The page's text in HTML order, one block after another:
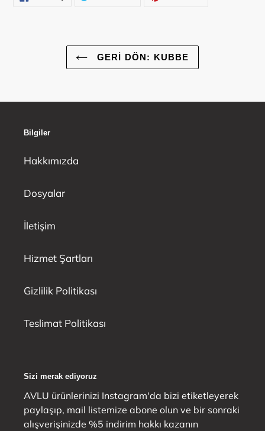
PAYLAŞ
TWEET'LE
GERI DÖN: KUBBE
Bilgiler
Hakkımızda
Dosyalar
İletişim
Hizmet Şartları
Gizlilik Politikası
Teslimat Politikası
Sizi merak ediyoruz
AVLU ürünlerinizi Instagram'da bizi etiketleyerek
paylaşıp, mail listemize abone olun ve bir sonraki
alışverişinizde %5 indirim hakkı kazanın